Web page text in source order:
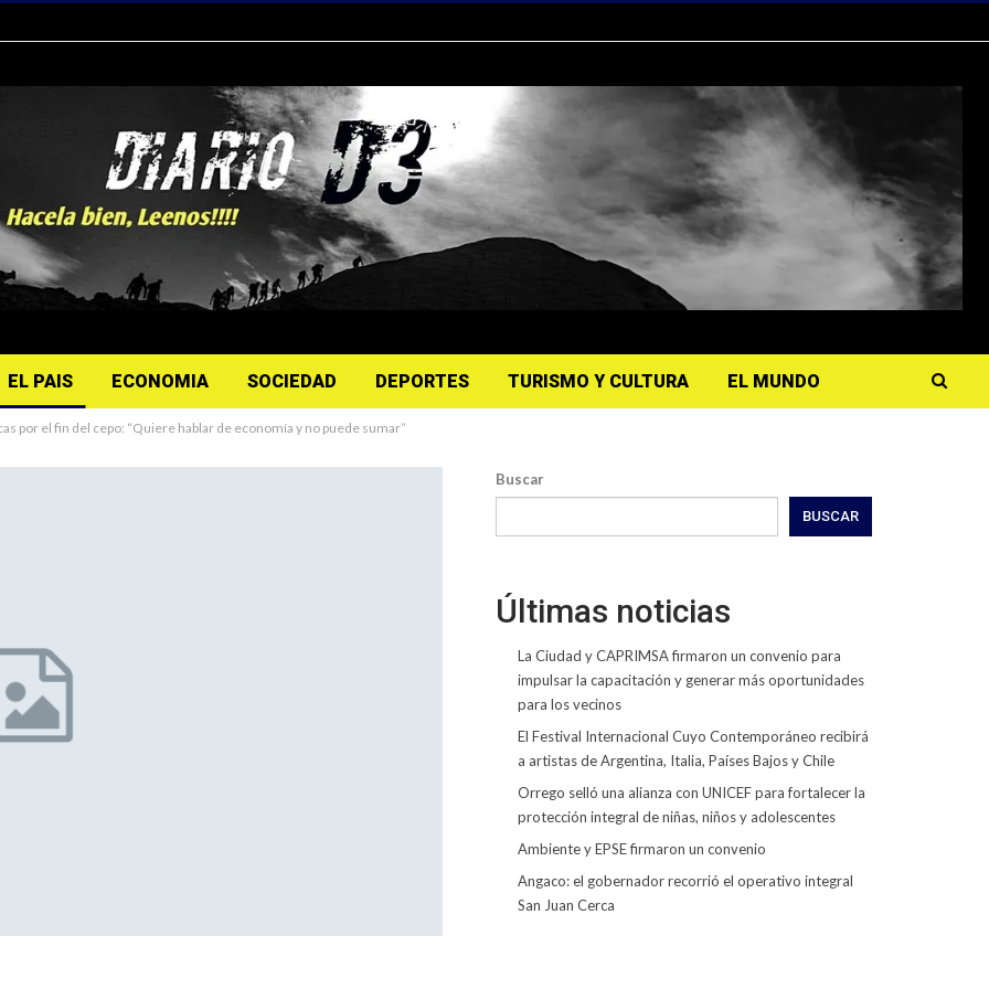
EL PAIS ECONOMIA SOCIEDAD DEPORTES TURISMO Y CULTURA EL MUNDO
por el fin del cepo: “Quiere hablar de economía y no puede sumar”
Buscar
BUSCAR
Últimas noticias
La Ciudad y CAPRIMSA firmaron un convenio para
impulsar la capacitación y generar más oportunidades
para los vecinos
El Festival Internacional Cuyo Contemporáneo recibirá
a artistas de Argentina, Italia, Países Bajos y Chile
Orrego selló una alianza con UNICEF para fortalecer la
protección integral de niñas, niños y adolescentes
Ambiente y EPSE firmaron un convenio
Angaco: el gobernador recorrió el operativo integral
San Juan Cerca